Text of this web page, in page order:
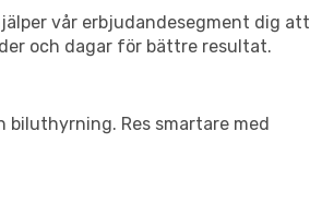
vår erbjudandesegment dig att
och dagar för bättre resultat.
biluthyrning. Res smartare med